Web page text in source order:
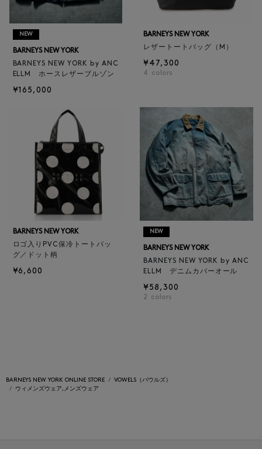
NEW
BARNEYS NEW YORK
BARNEYS NEW YORK by ANC
ELLM ホースレザーブルゾン
¥165,000
BARNEYS NEW YORK
レザートートバッグ（M）
¥47,300
4 colors
BARNEYS NEW YORK
ロゴ入りPVC保冷トートバッ
グ／ドット柄
¥6,600
NEW
BARNEYS NEW YORK
BARNEYS NEW YORK by ANC
ELLM デニムカバーオール
¥58,300
2 colors
BARNEYS NEW YORK ONLINE STORE
VOWELS（バウルズ）
ウィメンズウェア,メンズウェア